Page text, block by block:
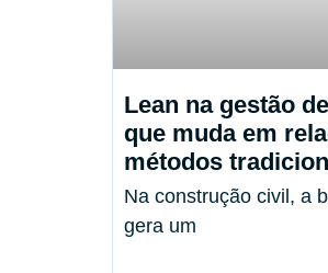
Lean na gestão
que muda em
métodos
Na construção civil, a
gera um